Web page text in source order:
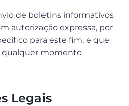
de boletins informativos
autorização expressa, por
para este fim, e que
qualquer momento
Legais